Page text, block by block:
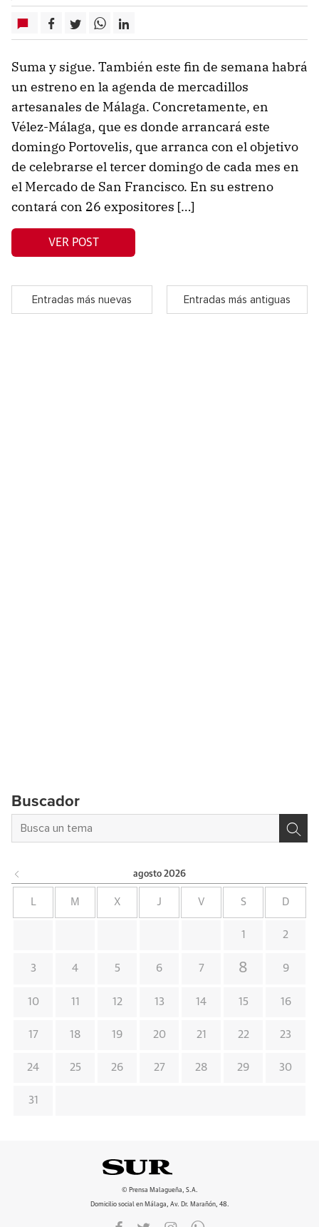
Suma y sigue. También este fin de semana habrá
un estreno en la agenda de mercadillos
artesanales de Málaga. Concretamente, en
Vélez-Málaga, que es donde arrancará este
domingo Portovelis, que arranca con el objetivo
de celebrarse el tercer domingo de cada mes en
el Mercado de San Francisco. En su estreno
contará con 26 expositores […]
VER POST
Entradas más nuevas Entradas más antiguas
Buscador
agosto 2026
L M X J V S D
1 2
3 4 5 6 7 8 9
10 11 12 13 14 15 16
17 18 19 20 21 22 23
24 25 26 27 28 29 30
31
© Prensa Malagueña, S.A.
Domicilio social en Málaga, Av. Dr. Marañón, 48.